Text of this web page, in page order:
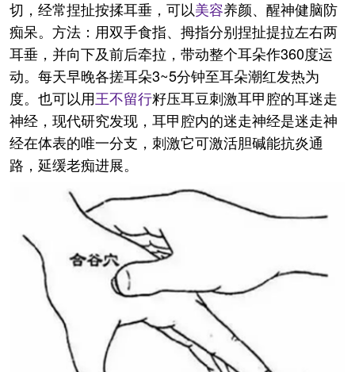
切，经常捏扯按揉耳垂，可以美容养颜、醒神健脑防
痴呆。方法：用双手食指、拇指分别捏扯提拉左右两
耳垂，并向下及前后牵拉，带动整个耳朵作360度运
动。每天早晚各搓耳朵3~5分钟至耳朵潮红发热为
度。也可以用王不留行籽压耳豆刺激耳甲腔的耳迷走
神经，现代研究发现，耳甲腔内的迷走神经是迷走神
经在体表的唯一分支，刺激它可激活胆碱能抗炎通
路，延缓老痴进展。